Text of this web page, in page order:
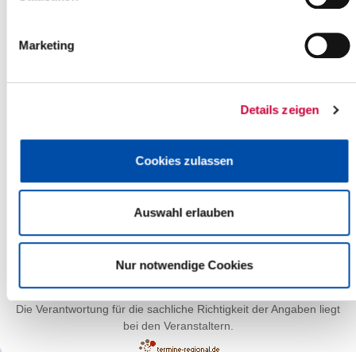
Marketing
Details zeigen
Cookies zulassen
Auswahl erlauben
Nur notwendige Cookies
Leaflet| ©OpenStreetMap
Die Verantwortung für die sachliche Richtigkeit der Angaben liegt
bei den Veranstaltern.